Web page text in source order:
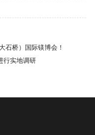
石桥）国际镁博会！
行实地调研